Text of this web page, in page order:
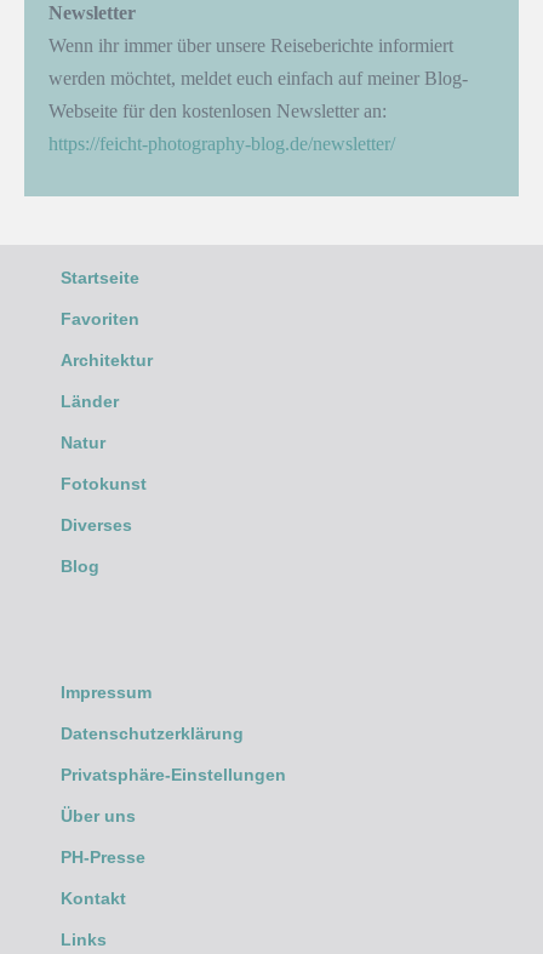
Newsletter
Wenn ihr immer über unsere Reiseberichte informiert
werden möchtet, meldet euch einfach auf meiner Blog-
Webseite für den kostenlosen Newsletter an:
https://feicht-photography-blog.de/newsletter/
Startseite
Favoriten
Architektur
Länder
Natur
Fotokunst
Diverses
Blog
Impressum
Datenschutzerklärung
Privatsphäre-Einstellungen
Über uns
PH-Presse
Kontakt
Links